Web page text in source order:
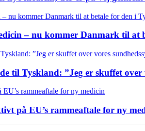
– nu kommer Danmark til at
til Tyskland: ”Jeg er skuffet over
på EU’s rammeaftale for ny